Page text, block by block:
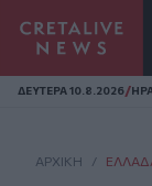
Homepage
ΔΕΥΤΕΡΑ 10.8.2026/
ΑΡΧΙΚΗ /